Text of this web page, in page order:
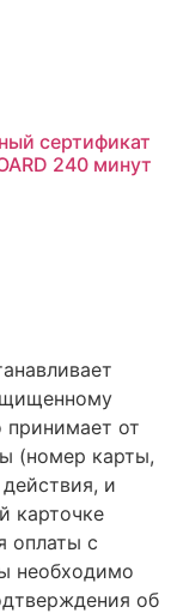
сертификат
240 минут
принимает от
(номер карты,
и
карточке
оплаты с
необходимо
об